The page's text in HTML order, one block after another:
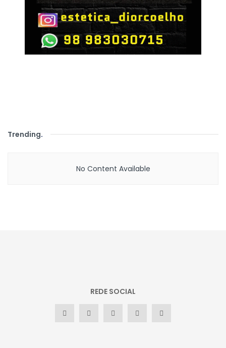
Trending.
No Content Available
REDE SOCIAL